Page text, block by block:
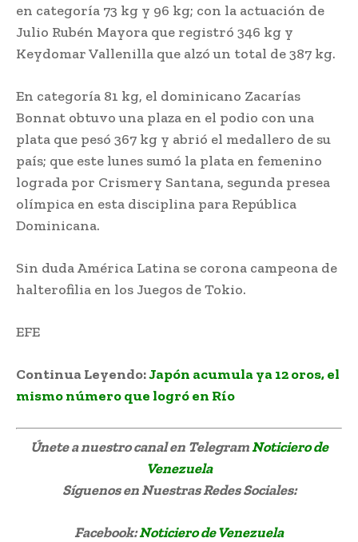
en categoría 73 kg y 96 kg; con la actuación de
Julio Rubén Mayora que registró 346 kg y
Keydomar Vallenilla que alzó un total de 387 kg.
En categoría 81 kg, el dominicano Zacarías
Bonnat obtuvo una plaza en el podio con una
plata que pesó 367 kg y abrió el medallero de su
país; que este lunes sumó la plata en femenino
lograda por Crismery Santana, segunda presea
olímpica en esta disciplina para República
Dominicana.
Sin duda América Latina se corona campeona de
halterofilia en los Juegos de Tokio.
EFE
Continua Leyendo:Japón acumula ya 12 oros, el
mismo número que logró en Río
Únete a nuestro canal en TelegramNoticiero de
Venezuela
Síguenosen Nuestras Redes Sociales:
Facebook:Noticiero de Venezuela